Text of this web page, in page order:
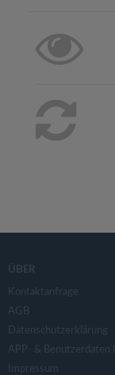
ÜBER
Kontaktanfrage
AGB
Datenschutzerklärung
APP- & Benutzerdaten
Impressum